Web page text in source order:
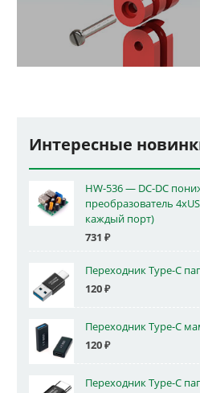
Интересные
HW-536 — DC-DC
преобразователь
каждый порт)
731 ₽
Переходник Type-C
120₽
Переходник Type-C
120₽
Переходник Type-C